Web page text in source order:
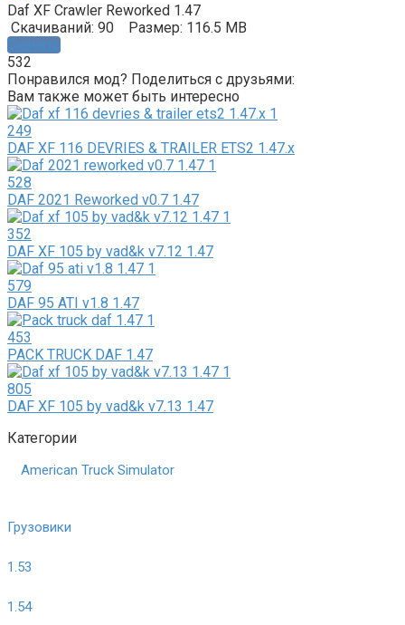
Daf XF Crawler Reworked 1.47
Скачиваний: 90
Размер: 116.5 MB
Скачать
532
Понравился мод? Поделиться с друзьями:
Вам также может быть интересно
249
DAF XF 116 DEVRIES & TRAILER ETS2 1.47.x
528
DAF 2021 Reworked v0.7 1.47
352
DAF XF 105 by vad&k v7.12 1.47
579
DAF 95 ATI v1.8 1.47
453
PACK TRUCK DAF 1.47
805
DAF XF 105 by vad&k v7.13 1.47
Категории
American Truck Simulator
Грузовики
1.53
1.54